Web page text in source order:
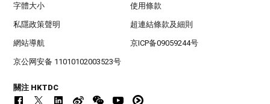
字體大小 使用條款
私隱政策聲明 超連結條款及細則
網站導航 京ICP备09059244号
京公网安备 11010102003523号
關注 HKTDC